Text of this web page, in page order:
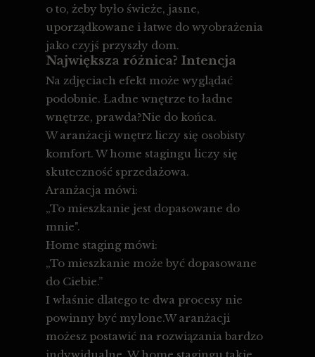
Największa różnica? Intencja
Na zdjęciach efekt może wyglądać
podobnie. Ładne wnętrze to ładne
wnętrze, prawda?Nie do końca.
W aranżacji wnętrz liczy się osobisty
komfort. W home stagingu liczy się
skuteczność sprzedażowa.
Aranżacja mówi:
„To mieszkanie jest dopasowane do
mnie".
Home staging mówi:
„To mieszkanie może być dopasowane
do Ciebie.”
I właśnie dlatego te dwa procesy nie
powinny być mylone.W aranżacji
możesz postawić na rozwiązania bardzo
o to, żeby było świeże, jasne,
uporządkowane i łatwe do wyobrażenia
jako czyjś przyszły dom.